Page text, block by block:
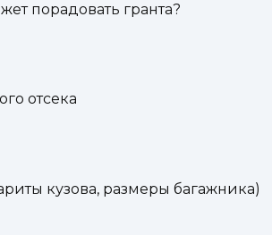
порадовать гранта?
отсека
кузова, размеры багажника)